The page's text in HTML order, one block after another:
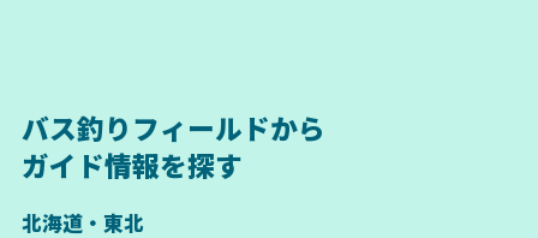
バス釣りフィールドから
ガイド情報を探す
北海道・東北